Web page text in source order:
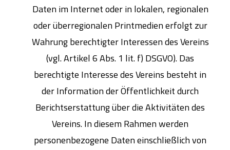
Daten im Internet oder in lokalen, regionalen
oder überregionalen Printmedien erfolgt zur
Wahrung berechtigter Interessen des Vereins
(vgl. Artikel 6 Abs. 1 lit. f) DSGVO). Das
berechtigte Interesse des Vereins besteht in
der Information der Öffentlichkeit durch
Berichtserstattung über die Aktivitäten des
Vereins. In diesem Rahmen werden
personenbezogene Daten einschließlich von